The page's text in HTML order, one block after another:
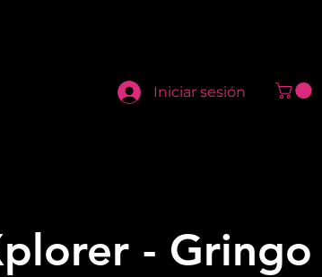
Iniciar sesión
- Gringo